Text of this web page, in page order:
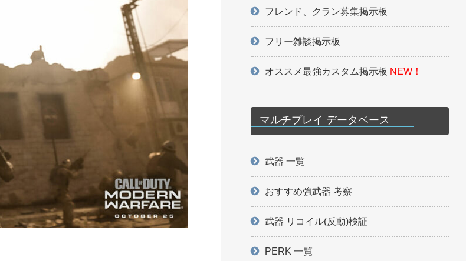
フレンド、クラン募集掲示板
フリー雑談掲示板
オススメ最強カスタム掲示板 NEW！
マルチプレイ データベース
武器 一覧
おすすめ強武器 考察
武器 リコイル(反動)検証
PERK 一覧